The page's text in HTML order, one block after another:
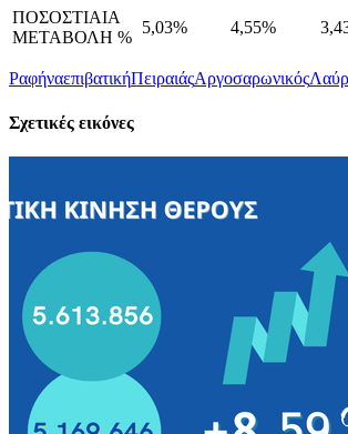
ΠΟΣΟΣΤΙΑΙΑ
ΜΕΤΑΒΟΛΗ %
5,03% 4,55%
ΡαφήναεπιβατικήΠειραιάςΑργοσαρωνικός
Σχετικές εικόνες